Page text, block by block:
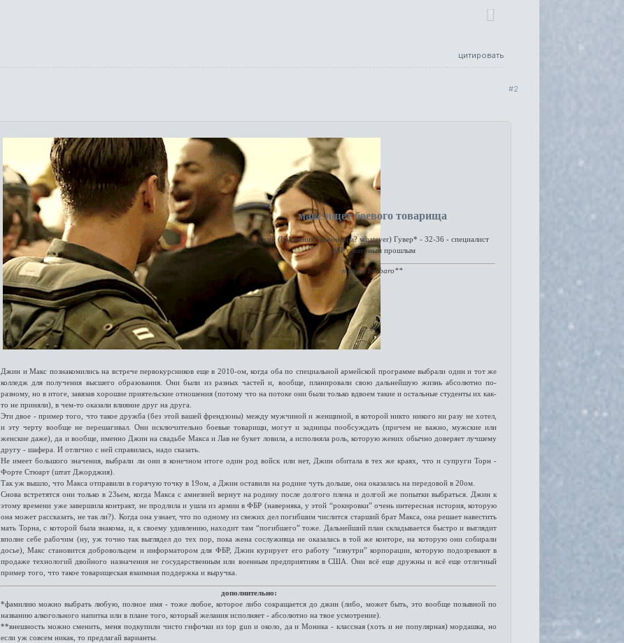
0
цитировать
2
макс ищетбоевого товарища
Джин (Юджиния? Джиневра? whatever) Гувер* - 32-36 - специалист
ФБР с военным прошлым
monica barbaro**
Джин и Макс познакомились на встрече первокурсников еще в 2010-ом, когда оба по специальной армейской программе выбрали один и тот же
колледж для получения высшего образования. Они были из разных частей и, вообще, планировали свою дальнейшую жизнь абсолютно по-
разному, но в итоге, завязав хорошие приятельские отношения (потому что на потоке они были только вдвоем такие и остальные студенты их как-
то не приняли), в чем-то оказали влияние друг на друга.
Эти двое - пример того, что такое дружба (без этой вашей френдзоны) между мужчиной и женщиной, в которой никто никого ни разу не хотел,
и эту черту вообще не перешагивал. Они исключительно боевые товарищи, могут и задницы пообсуждать (причем не важно, мужские или
женские даже), да и вообще, именно Джин на свадьбе Макса и Лав не букет ловила, а исполняла роль, которую жених обычно доверяет лучшему
другу - шафера. И отлично с ней справилась, надо сказать.
Не имеет большого значения, выбрали ли они в конечном итоге один род войск или нет, Джин обитала в тех же краях, что и супруги Торн -
Форте Стюарт (штат Джорджия).
Так уж вышло, что Макса отправили в горячую точку в 19ом, а Джин оставили на родине чуть дольше, она оказалась на передовой в 20ом.
Снова встретятся они только в 23ьем, когда Макса с амнезией вернут на родину после долгого плена и долгой же попытки выбраться. Джин к
этому времени уже завершила контракт, не продлила и ушла из армии в ФБР (наверняка, у этой “рокировки” очень интересная история, которую
она может рассказать, не так ли?). Когда она узнает, что по одному из свежих дел погибшим числится старший брат Макса, она решает навестить
мать Торна, с которой была знакома, и, к своему удивлению, находит там “погибшего” тоже. Дальнейший план складывается быстро и выглядит
вполне себе рабочим (ну, уж точно так выглядел до тех пор, пока жена сослуживца не оказалась в той же конторе, на которую они собирали
досье), Макс становится добровольцем и информатором для ФБР, Джин курирует его работу “изнутри” корпорации, которую подозревают в
продаже технологий двойного назначения не государственным или военным предприятиям в США. Они всё еще дружны и всё еще отличный
пример того, что такое товарищеская взаимная поддержка и выручка.
дополнительно:
*фамилию можно выбрать любую, полное имя - тоже любое, которое либо сокращается до джин (либо, может быть, это вообще позывной по
названию алкогольного напитка или в плане того, который желания исполняет - абсолютно на твое усмотрение).
**внешность можно сменить, меня подкупили чисто гифочки из top gun и около, да и Моника - классная (хоть и не популярная) мордашка, но
если уж совсем никак, то предлагай варианты.